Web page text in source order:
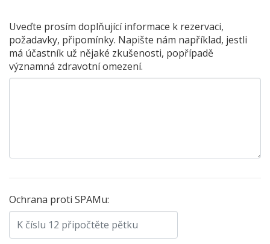
Uveďte prosím doplňující informace k rezervaci,
požadavky, připomínky. Napište nám například, jestli
má účastník už nějaké zkušenosti, popřípadě
významná zdravotní omezení.
Ochrana proti SPAMu: